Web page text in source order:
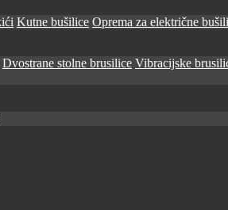
Kutne bušilice Oprema za električne
Dvostrane stolne brusilice Vibracijske